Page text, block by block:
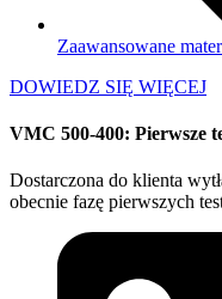
Zaawansowane
DOWIEDZ SIĘ WIĘCEJ
VMC 500-400: Pierwsze
Dostarczona do klienta
obecnie fazę pierwszych